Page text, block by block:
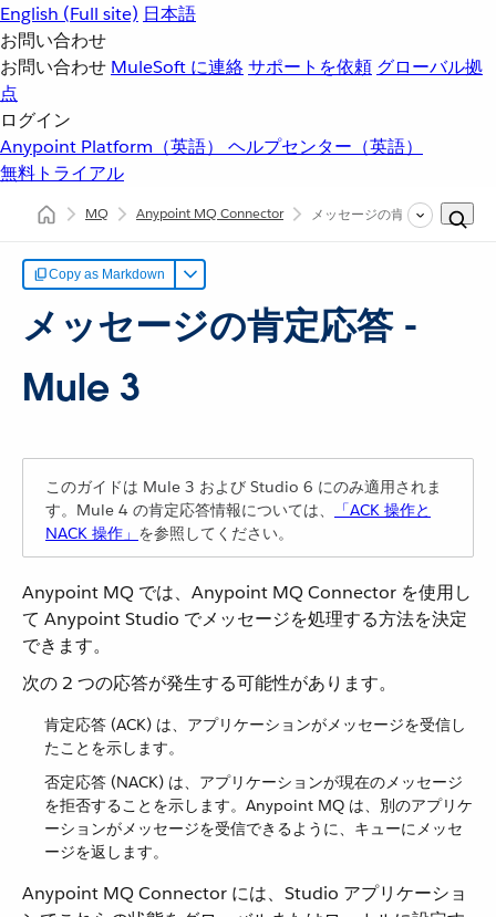
English (Full site) 日本語
お問い合わせ
お問い合わせ MuleSoft に連絡サポートを依頼 グローバル拠
点
ログイン
Anypoint Platform（英語） ヘルプセンター（英語）
無料トライアル
MQ Anypoint MQ Connector メッセージの肯定応答
Copy as Markdown
メッセージの肯定応答 -
Mule 3
このガイドは Mule 3 および Studio 6 にのみ適用されま
す。Mule 4 の肯定応答情報については、​
「ACK 操作と
NACK 操作」 ​を参照してください。
Anypoint MQ では、Anypoint MQ Connector を使用し
て Anypoint Studio でメッセージを処理する方法を決定
できます。
次の 2 つの応答が発生する可能性があります。
肯定応答 (ACK) は、アプリケーションがメッセージを受信し
たことを示します。
否定応答 (NACK) は、アプリケーションが現在のメッセージ
を拒否することを示します。Anypoint MQ は、別のアプリケ
ーションがメッセージを受信できるように、キューにメッセ
ージを返します。
Anypoint MQ Connector には、Studio アプリケーショ